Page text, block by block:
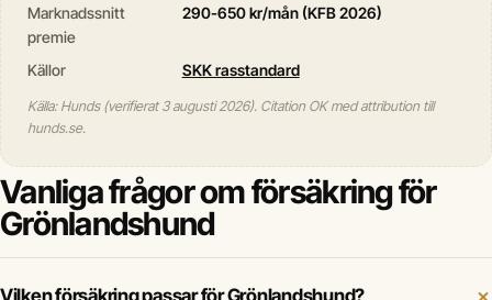
Marknadssnitt
premie
290-650 kr/mån (KFB 2026)
Källor SKK rasstandard
Källa: Hunds (verifierat 3 augusti 2026). Citation OK med attribution till
hunds.se.
Vanliga frågor om försäkring för
Grönlandshund